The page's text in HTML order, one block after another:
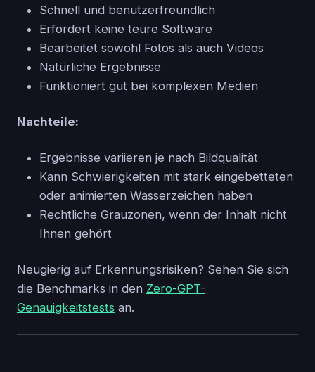
Schnell und benutzerfreundlich
Erfordert keine teure Software
Bearbeitet sowohl Fotos als auch Videos
Natürliche Ergebnisse
Funktioniert gut bei komplexen Medien
Nachteile:
Ergebnisse variieren je nach Bildqualität
Kann Schwierigkeiten mit stark eingebetteten
oder animierten Wasserzeichen haben
Rechtliche Grauzonen, wenn der Inhalt nicht
Ihnen gehört
Neugierig auf Erkennungsrisiken? Sehen Sie sich
die Benchmarks in den Zero-GPT-
Genauigkeitstests an.